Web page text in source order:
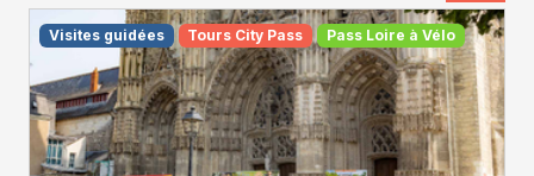
Visites guidées Tours City Pass Pass Loire à Vélo